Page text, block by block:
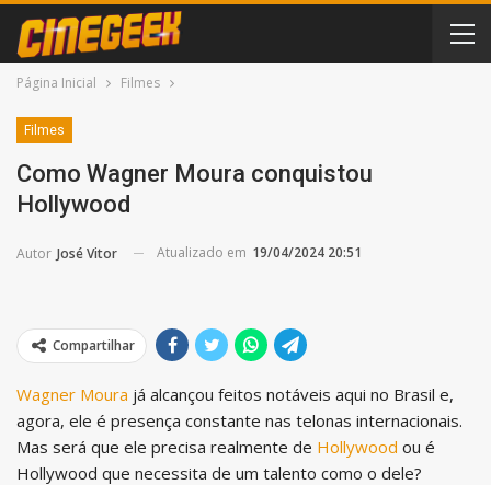
Página Inicial Filmes
Filmes
Como Wagner Moura conquistou
Hollywood
Autor José Vitor Atualizado em 19/04/2024 20:51
Compartilhar
Wagner Moura já alcançou feitos notáveis aqui no Brasil e,
agora, ele é presença constante nas telonas internacionais.
Mas será que ele precisa realmente de Hollywood ou é
Hollywood que necessita de um talento como o dele?